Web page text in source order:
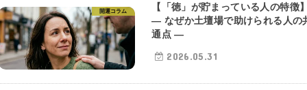
開運コラム
【「徳」が貯まっている人の特徴
― なぜか土壇場で助けられる人の
通点 ―
2026.05.31